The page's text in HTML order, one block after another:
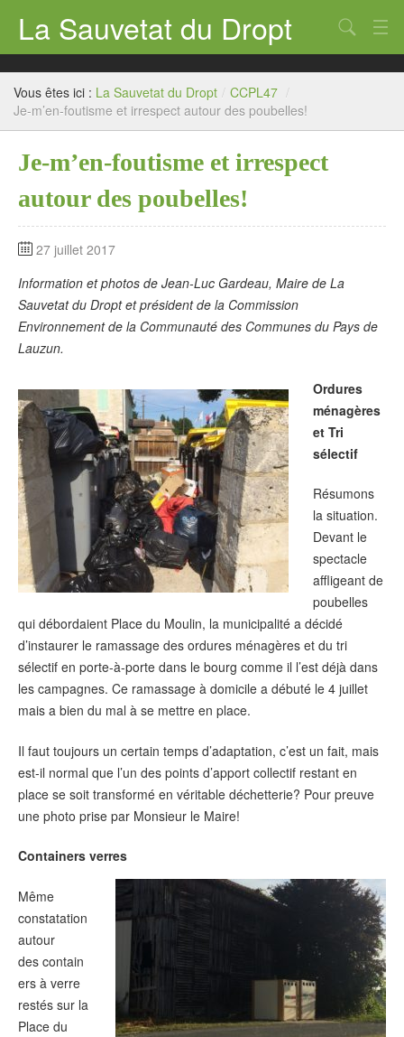
La Sauvetat du Dropt
Accueil
Mairie
Archives
Contact
Chercher
Vous êtes ici : La Sauvetat du Dropt / CCPL47 /
Je-m’en-foutisme et irrespect autour des poubelles!
Je-m’en-foutisme et irrespect
autour des poubelles!
27 juillet 2017
Information et photos de Jean-Luc Gardeau, Maire de La
Sauvetat du Dropt et président de la Commission
Environnement de la Communauté des Communes du Pays de
Lauzun.
Ordures
ménagères
et Tri
sélectif
Résumons
la situation.
Devant le
spectacle
affligeant de
poubelles
qui débordaient Place du Moulin, la municipalité a décidé
d’instaurer le ramassage des ordures ménagères et du tri
sélectif en porte-à-porte dans le bourg comme il l’est déjà dans
les campagnes. Ce ramassage à domicile a débuté le 4 juillet
mais a bien du mal à se mettre en place.
Il faut toujours un certain temps d’adaptation, c’est un fait, mais
est-il normal que l’un des points d’apport collectif restant en
place se soit transformé en véritable déchetterie? Pour preuve
une photo prise par Monsieur le Maire!
Containers verres
Même
constatation
autour
des contain
ers à verre
restés sur la
Place du